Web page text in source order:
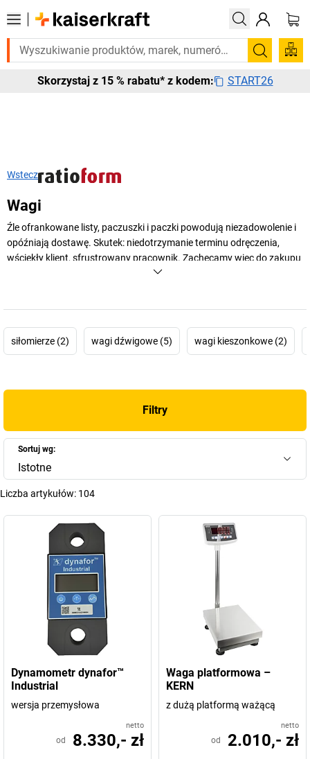
pilnie? Wybrane bestsellery dostarczamy w ciągu 2-3 dni roboczych.
Szukaj
Skorzystaj z 15 % rabatu* z kodem: START26
Wstecz
Wagi
Źle ofrankowane listy, paczuszki i paczki powodują niezadowolenie i
opóźniają dostawę. Skutek: niedotrzymanie terminu odręczenia,
wściekły klient, sfrustrowany pracownik. Zachęcamy więc do zakupu
siłomierze (2) wagi dźwigowe (5) wagi kieszonkowe (2)
Filtry
Sortuj wg:
Istotne
Liczba artykułów: 104
Dynamometr dynafor™
Industrial
wersja przemysłowa
netto
od 8.330,- zł
Waga platformowa –
KERN
z dużą platformą ważącą
netto
od 2.010,- zł